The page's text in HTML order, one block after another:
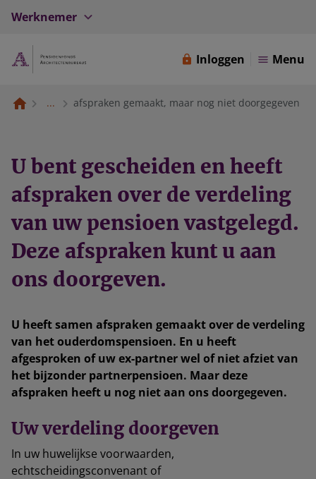
Werknemer
Inloggen Menu
... afspraken gemaakt, maar nog niet doorgegeven
U bent gescheiden en heeft
afspraken over de verdeling
van uw pensioen vastgelegd.
Deze afspraken kunt u aan
ons doorgeven.
U heeft samen afspraken gemaakt over de verdeling
van het ouderdomspensioen. En u heeft
afgesproken of uw ex-partner wel of niet afziet van
het bijzonder partnerpensioen. Maar deze
afspraken heeft u nog niet aan ons doorgegeven.
Uw verdeling doorgeven
In uw huwelijkse voorwaarden,
echtscheidingsconvenant of